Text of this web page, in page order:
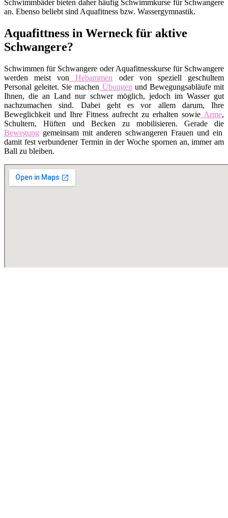
Schwimmbäder bieten daher häufig Schwimmkurse für Schwangere
an. Ebenso beliebt sind Aquafitness bzw. Wassergymnastik.
Aquafittness in Werneck für aktive
Schwangere?
Schwimmen für Schwangere oder Aquafitnesskurse für Schwangere
werden meist von Hebammen oder von speziell geschultem
Personal geleitet. Sie machen Übungen und Bewegungsabläufe mit
Ihnen, die an Land nur schwer möglich, jedoch im Wasser gut
nachzumachen sind. Dabei geht es vor allem darum, Ihre
Beweglichkeit und Ihre Fitness aufrecht zu erhalten sowie Arme,
Schultern, Hüften und Becken zu mobilisieren. Gerade die
Bewegung gemeinsam mit anderen schwangeren Frauen und ein
damit fest verbundener Termin in der Woche spornen an, immer am
Ball zu bleiben.